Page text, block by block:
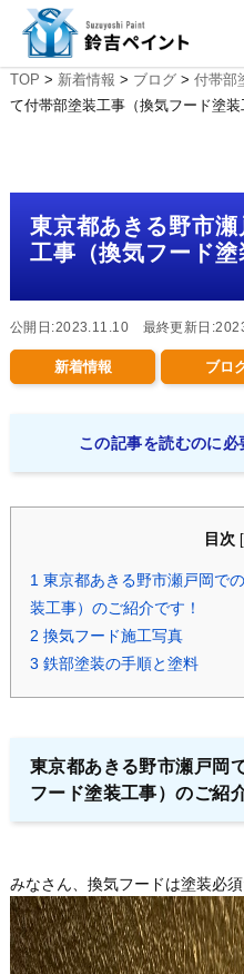
TOP > 新着情報 > ブログ> 付帯部
て付帯部塗装工事（換気フード塗装
東京都あきる野市
工事（換気フード塗
公開日:2023.11.10 最終更新日
新着情報 ブロ
この記事を読むのに必
目次
1東京都あきる野市瀬戸岡で
装工事）のご紹介です！
2 換気フード施工写真
3 鉄部塗装の手順と塗料
東京都あきる野市瀬戸岡
フード塗装工事）のご紹
みなさん、換気フードは塗装必